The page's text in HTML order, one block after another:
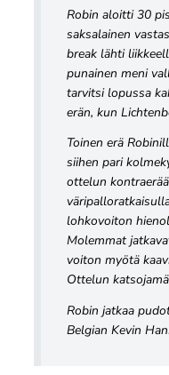
Robin aloitti 30
saksalainen
break lähti
punainen meni
tarvitsi lopussa
erän, kun
Toinen erä
siihen pari
ottelun
lohkovoiton
Molemmat
voiton myötä
Ottelun
Robin jatkaa
Belgian Kevin